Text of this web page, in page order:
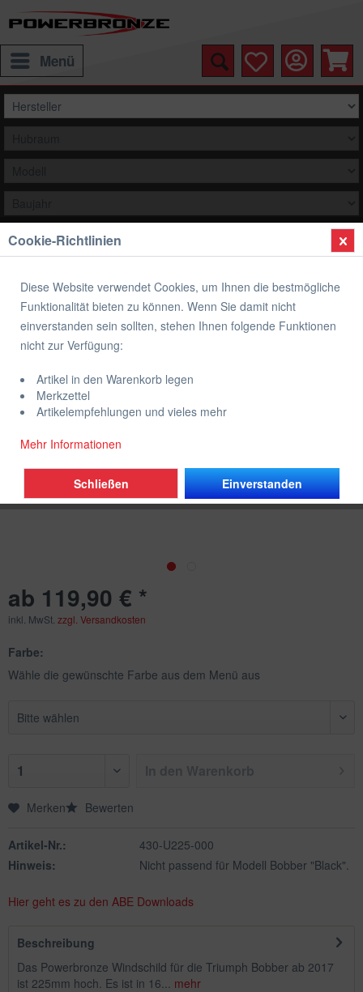
Menü
Auswählen
Übersicht Windschild Scheinwerfer
Windschild Scheinwerfer TRIUMPH
BONNEVILLE BOBBER
ab 119,90 € *
inkl. MwSt. zzgl. Versandkosten
Farbe:
Wähle die gewünschte Farbe aus dem Menü aus
Merken Bewerten
Artikel-Nr.:
430-U225-000
Hinweis:
Nicht passend für Modell Bobber "Black".
Hier geht es zu den ABE Downloads
Beschreibung
Das Powerbronze Windschild für die Triumph Bobber ab 2017
ist 225mm hoch. Es ist in 16... mehr
Cookie-Richtlinien
Diese Website verwendet Cookies, um Ihnen die bestmögliche
Funktionalität bieten zu können. Wenn Sie damit nicht
einverstanden sein sollten, stehen Ihnen folgende Funktionen
nicht zur Verfügung:
Artikel in den Warenkorb legen
Merkzettel
Artikelempfehlungen und vieles mehr
Mehr Informationen
Einverstanden
Schließen